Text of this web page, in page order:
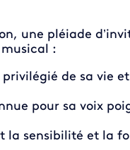
une pléiade
:
de sa vie
pour sa voix
sensibilité et la